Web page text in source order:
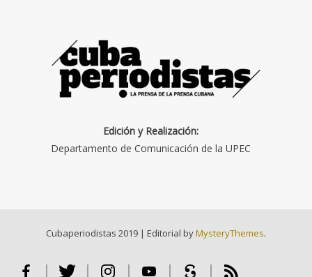
Edición y Realización:
Departamento de Comunicación de la UPEC
Cubaperiodistas 2019 | Editorial byMysteryThemes.